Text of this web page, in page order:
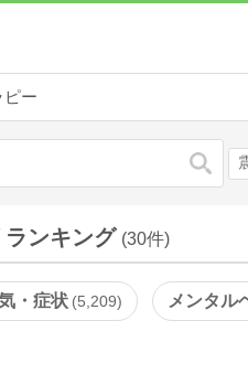
ピー
検索
ンキング (30件)
・症状 5,209 メンタル